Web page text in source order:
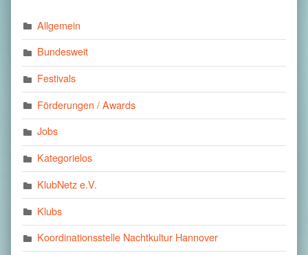
Allgemein
Bundesweit
Festivals
Förderungen / Awards
Jobs
Kategorielos
KlubNetz e.V.
Klubs
Koordinationsstelle Nachtkultur Hannover